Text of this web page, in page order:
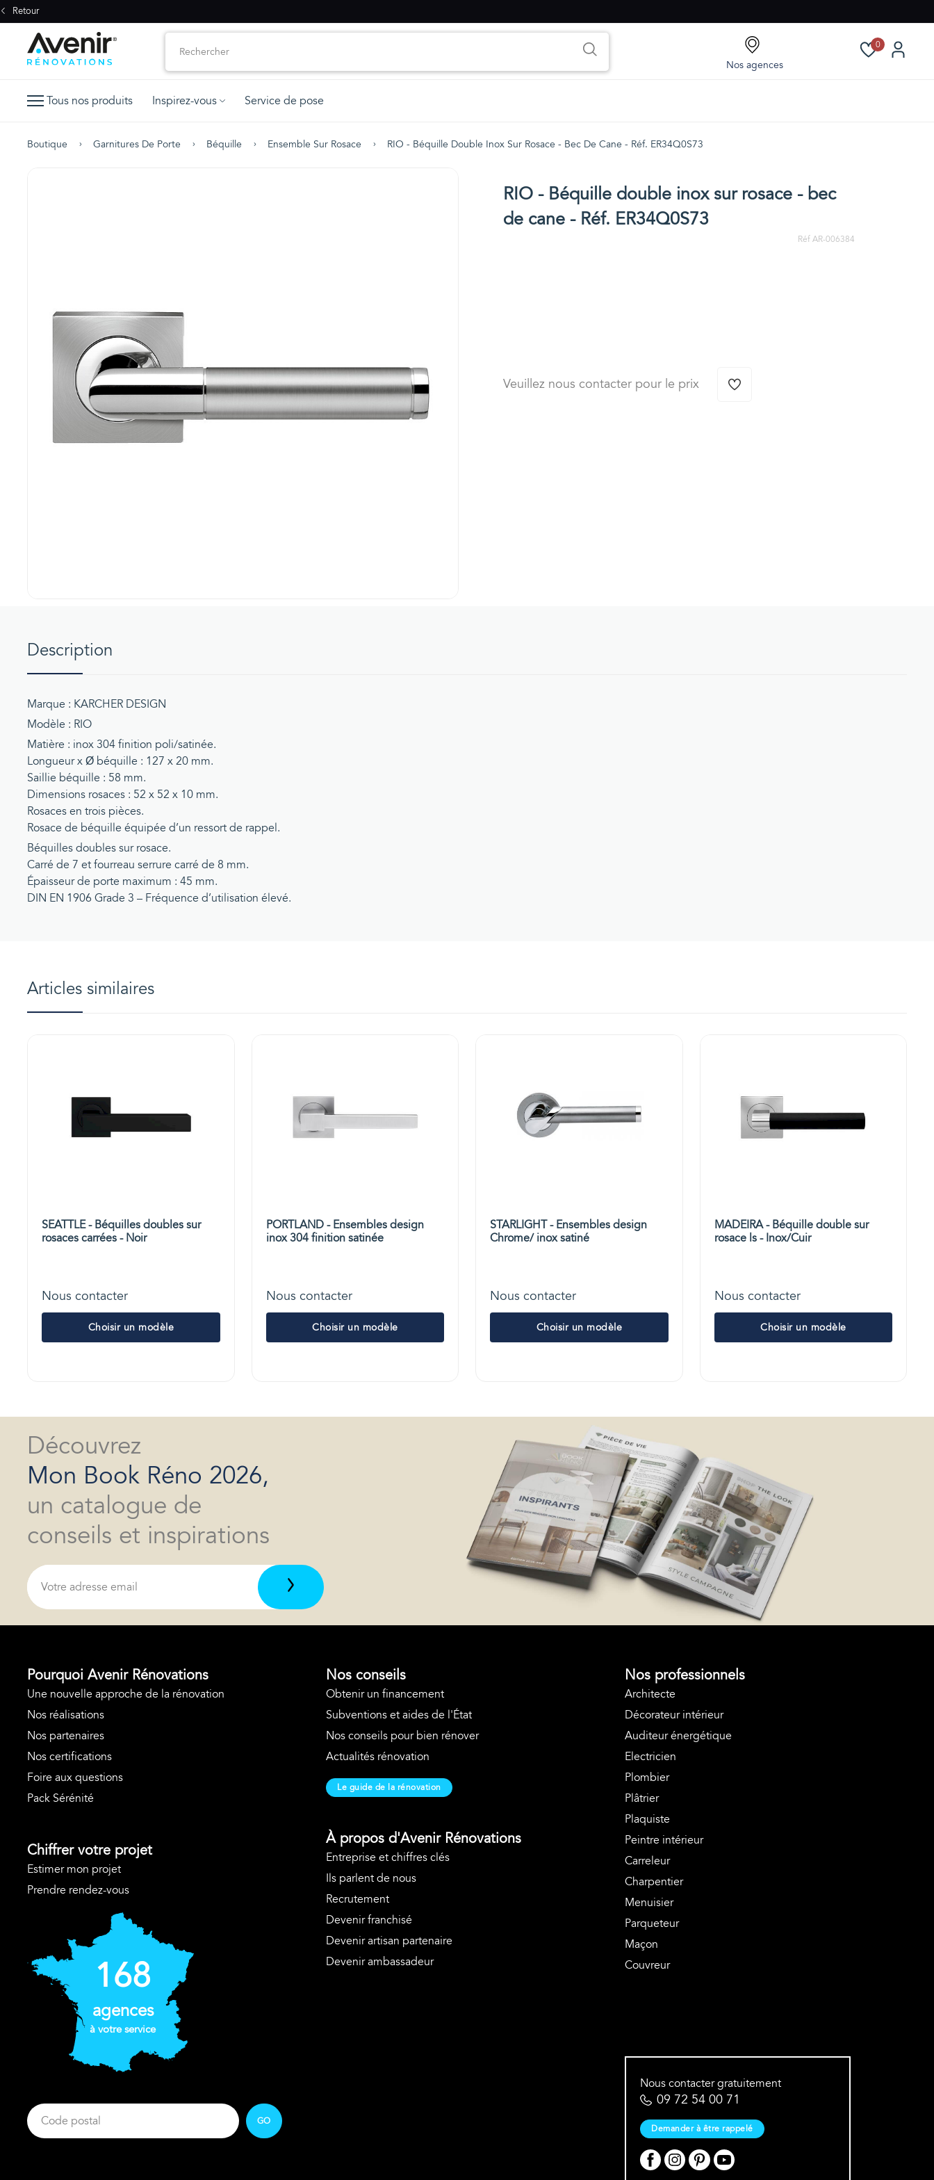
Retour
Nos agences
0
Tous nos produits Inspirez-vous Service de pose
Boutique Garnitures De Porte Béquille Ensemble Sur Rosace RIO - Béquille Double Inox Sur Rosace - Bec De Cane - Réf. ER34Q0S73
RIO - Béquille double inox sur rosace - bec
de cane - Réf. ER34Q0S73
Réf AR-006384
Veuillez nous contacter pour le prix
Description
Marque : KARCHER DESIGN
Modèle : RIO
Matière : inox 304 finition poli/satinée.
Longueur x Ø béquille : 127 x 20 mm.
Saillie béquille : 58 mm.
Dimensions rosaces : 52 x 52 x 10 mm.
Rosaces en trois pièces.
Rosace de béquille équipée d’un ressort de rappel.
Béquilles doubles sur rosace.
Carré de 7 et fourreau serrure carré de 8 mm.
Épaisseur de porte maximum : 45 mm.
DIN EN 1906 Grade 3 – Fréquence d’utilisation élevé.
Articles similaires
SEATTLE - Béquilles doubles sur
rosaces carrées - Noir
Nous contacter
Choisir un modèle
PORTLAND - Ensembles design
inox 304 finition satinée
Nous contacter
Choisir un modèle
STARLIGHT - Ensembles design
Chrome/ inox satiné
Nous contacter
Choisir un modèle
MADEIRA - Béquille double sur
rosace ls - Inox/Cuir
Nous contacter
Choisir un modèle
Découvrez
Mon Book Réno 2026,
un catalogue de
conseils et inspirations
Pourquoi Avenir Rénovations
Une nouvelle approche de la rénovation
Nos réalisations
Nos partenaires
Nos certifications
Foire aux questions
Pack Sérénité
Chiffrer votre projet
Estimer mon projet
Prendre rendez-vous
168
agences
à votre service
GO
Nos conseils
Obtenir un financement
Subventions et aides de l'État
Nos conseils pour bien rénover
Actualités rénovation
Le guide de la rénovation
À propos d'Avenir Rénovations
Entreprise et chiffres clés
Ils parlent de nous
Recrutement
Devenir franchisé
Devenir artisan partenaire
Devenir ambassadeur
Nos professionnels
Architecte
Décorateur intérieur
Auditeur énergétique
Electricien
Plombier
Plâtrier
Plaquiste
Peintre intérieur
Carreleur
Charpentier
Menuisier
Parqueteur
Maçon
Couvreur
Nous contacter gratuitement
09 72 54 00 71
Demander à être rappelé